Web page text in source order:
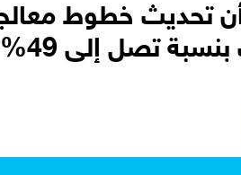
جميع المؤشرات المالية الرئيسية
تحديث خطوط معالجة
تصل إلى 49%